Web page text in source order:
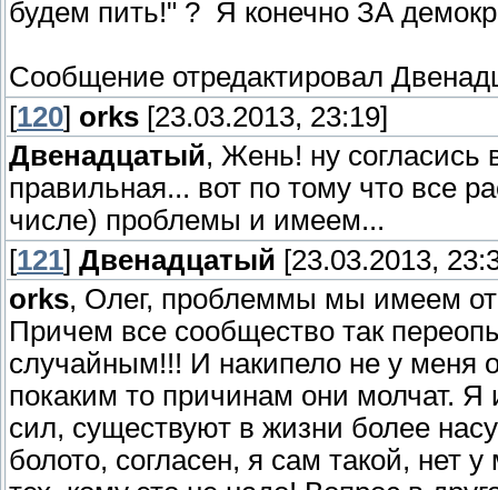
будем пить!" ? Я конечно ЗА
Сообщение отредактировал
[120] orks [23.03.2013, 23:19]
Двенадцатый, Жень! ну согласись
правильная... вот по тому что все
числе) проблемы и имеем...
[121] Двенадцатый [23.03.2013,
orks, Олег, проблеммы мы имеем от
Причем все сообщество так
случайным!!! И накипело не у меня
покаким то причинам они молчат.
сил, существуют в жизни более
болото, согласен, я сам такой, нет